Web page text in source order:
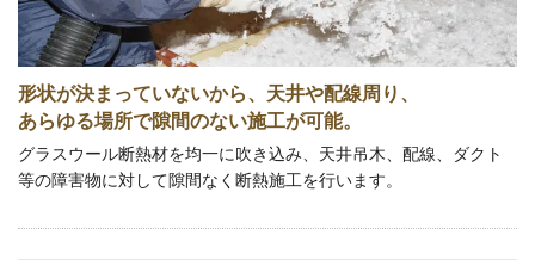
形状が決まっていないから、天井や配線周り、
あらゆる場所で隙間のない施工が可能。
グラスウール断熱材を均一に吹き込み、天井吊木、配線、ダクト
等の障害物に対して隙間なく断熱施工を行います。